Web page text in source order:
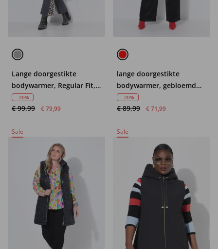
Lange doorgestikte
bodywarmer, Regular Fit,
luipaard-sierbandjes
- 20%
€ 99,99 € 79,99
lange doorgestikte
bodywarmer, gebloemd
doorgestikt motief,
capuchon, 2-weg rits
- 20%
€ 89,99 € 71,99
Sale Sale